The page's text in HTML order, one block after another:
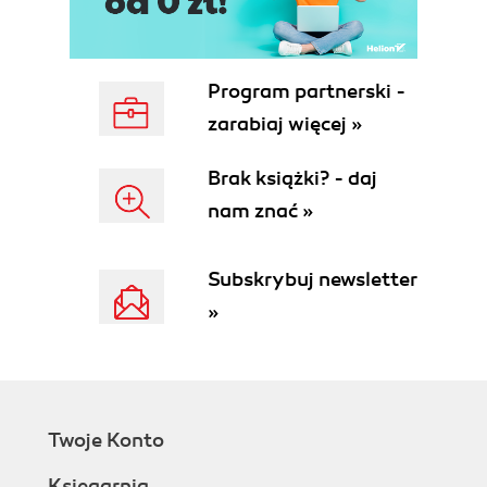
Przerywnik - Unicode i znaki ogólne (74)
Strategie związane z kodowaniem Unicode (77)
Urządzenia standardowe (81)
Przykład - kopiowanie wielu plików do
Przykład - proste szyfrowanie pliku (85)
Zarządzanie plikami i katalogami (88)
Operacje wejścia-wyjścia konsoli (94)
Przykład - wyświetlanie bieżącego katalogu (99)
Podsumowanie (100)
64-bitowy system plików (104)
Program partnerski -
zarabiaj więcej »
Brak książki? - daj
nam znać »
Subskrybuj newsletter
»
Twoje Konto